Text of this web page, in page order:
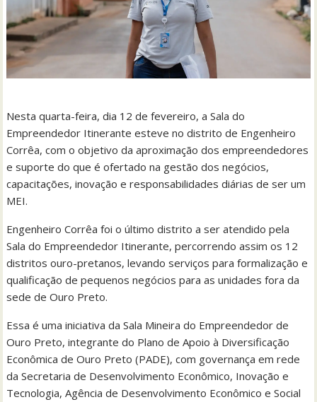
Nesta quarta-feira, dia 12 de fevereiro, a Sala do
Empreendedor Itinerante esteve no distrito de Engenheiro
Corrêa, com o objetivo da aproximação dos empreendedores
e suporte do que é ofertado na gestão dos negócios,
capacitações, inovação e responsabilidades diárias de ser um
MEI.
Engenheiro Corrêa foi o último distrito a ser atendido pela
Sala do Empreendedor Itinerante, percorrendo assim os 12
distritos ouro-pretanos, levando serviços para formalização e
qualificação de pequenos negócios para as unidades fora da
sede de Ouro Preto.
Essa é uma iniciativa da Sala Mineira do Empreendedor de
Ouro Preto, integrante do Plano de Apoio à Diversificação
Econômica de Ouro Preto (PADE), com governança em rede
da Secretaria de Desenvolvimento Econômico, Inovação e
Tecnologia, Agência de Desenvolvimento Econômico e Social